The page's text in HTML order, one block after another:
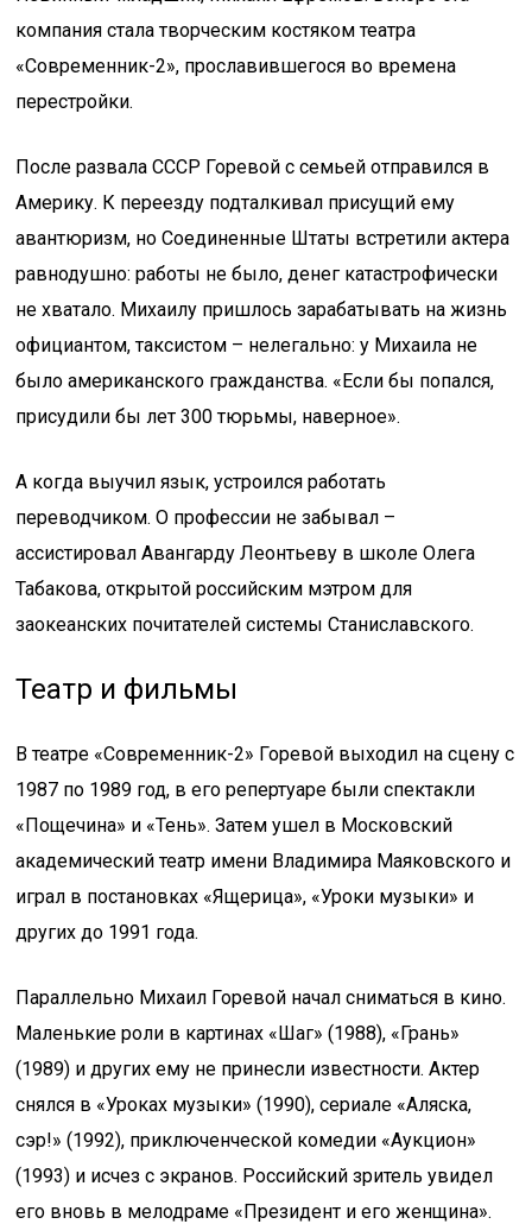
компания стала творческим костяком театра
«Современник-2», прославившегося во времена
перестройки.
После развала СССР Горевой с семьей отправился в
Америку. К переезду подталкивал присущий ему
авантюризм, но Соединенные Штаты встретили актера
равнодушно: работы не было, денег катастрофически
не хватало. Михаилу пришлось зарабатывать на жизнь
официантом, таксистом – нелегально: у Михаила не
было американского гражданства. «Если бы попался,
присудили бы лет 300 тюрьмы, наверное».
А когда выучил язык, устроился работать
переводчиком. О профессии не забывал –
ассистировал Авангарду Леонтьеву в школе Олега
Табакова, открытой российским мэтром для
заокеанских почитателей системы Станиславского.
Театр и фильмы
В театре «Современник-2» Горевой выходил на сцену с
1987 по 1989 год, в его репертуаре были спектакли
«Пощечина» и «Тень». Затем ушел в Московский
академический театр имени Владимира Маяковского и
играл в постановках «Ящерица», «Уроки музыки» и
других до 1991 года.
Параллельно Михаил Горевой начал сниматься в кино.
Маленькие роли в картинах «Шаг» (1988), «Грань»
(1989) и других ему не принесли известности. Актер
снялся в «Уроках музыки» (1990), сериале «Аляска,
сэр!» (1992), приключенческой комедии «Аукцион»
(1993) и исчез с экранов. Российский зритель увидел
его вновь в мелодраме «Президент и его женщина».